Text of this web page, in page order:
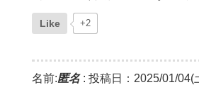
Like +2
名前:匿名: 投稿日：2025/01/04(